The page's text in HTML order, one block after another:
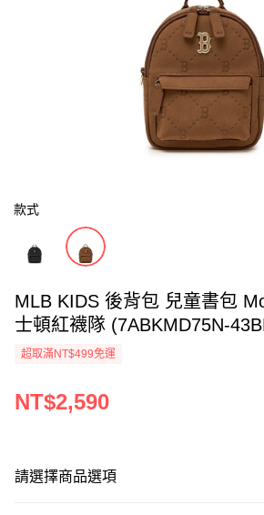
款式
MLB KIDS 後背包 兒童書包
士頓紅襪隊 (7ABKMD75N-
超取滿NT$499免運
NT$2,590
請選擇商品選項